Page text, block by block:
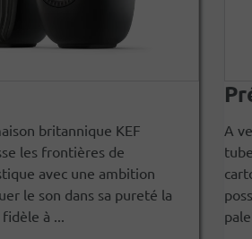
britannique KEF
les frontières de
avec une ambition
le son dans sa pureté la
à ...
A